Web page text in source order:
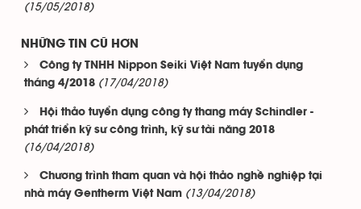
(15/05/2018)
NHỮNG TIN CŨ HƠN
Công ty TNHH Nippon Seiki Việt Nam tuyển dụng
tháng 4/2018 (17/04/2018)
Hội thảo tuyển dụng công ty thang máy Schindler -
phát triển kỹ sư công trình, kỹ sư tài năng 2018
(16/04/2018)
Chương trình tham quan và hội thảo nghề nghiệp tại
nhà máy Gentherm Việt Nam (13/04/2018)